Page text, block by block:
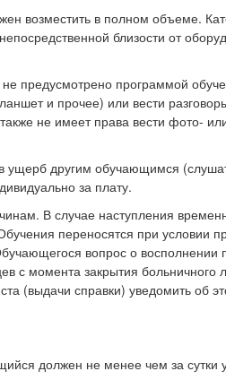
возместить в полном объеме.
близости от
предусмотрено программой
и прочее) или вести
не имеет права вести фото-
ущерб другим обучающимся
за плату.
В случае наступления
переносятся при условии
вопрос о восполнении
с момента закрытия больничного
(выдачи справки) уведомить об
должен не менее чем за сутки